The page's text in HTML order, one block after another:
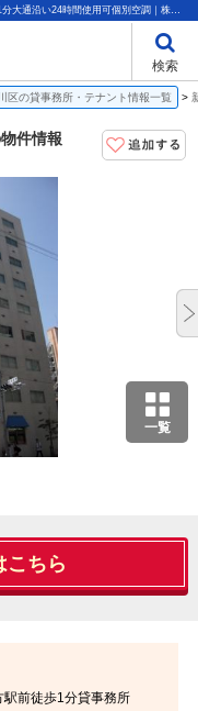
検索
新御堂筋ビル 西中島南方の賃貸事務所！西中島南方駅前駅徒歩1分大通沿い24時間使用可個別空調｜株式会社アイシティ住宅サービス
区の貸事務所・テナント情報一覧
件情報
一覧
こちら
前徒歩1分貸事務所